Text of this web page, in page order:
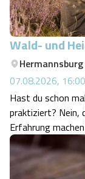
Wald- und
Hermannsburg
07.08.2026, 16:00
Hast du schon
praktiziert? Nein,
Erfahrung
durch die
Bäumen Yoga zu
Natur, genießen